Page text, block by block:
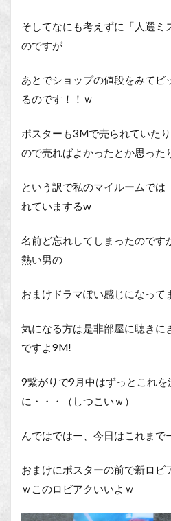
そしてなにも考えずに「人選ミ
のですが
あとでショップの値段をみてビ
るのです！！ｗ
ポスターも3Mで売られていた
ので売ればよかったとか思った
という訳で私のマイルームで
れていまするw
名前ど忘れしてしまったのです
熱い男の
おまけドラマぽい感じになって
気になる方は是非部屋に聴き
ですよ9M!
9繋がりで9月中はずっとこれ
に・・・（しつこいｗ）
んではではー、今日はこれまで
おまけにポスターの前で新ロビ
ｗこのロビアクいいよｗ